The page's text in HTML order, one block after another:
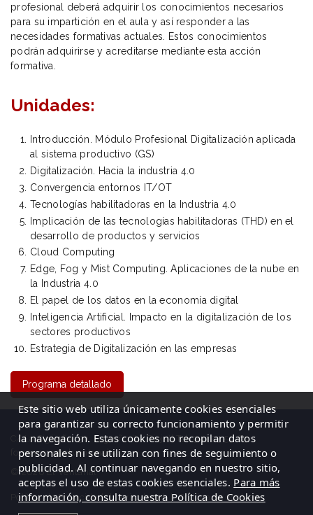
profesional deberá adquirir los conocimientos necesarios
para su impartición en el aula y así responder a las
necesidades formativas actuales. Estos conocimientos
podrán adquirirse y acreditarse mediante esta acción
formativa.
Unidades:
Introducción. Módulo Profesional Digitalización aplicada
al sistema productivo (GS)
Digitalización. Hacia la industria 4.0
Convergencia entornos IT/OT
Tecnologías habilitadoras en la Industria 4.0
Implicación de las tecnologías habilitadoras (THD) en el
desarrollo de productos y servicios
Cloud Computing
Edge, Fog y Mist Computing. Aplicaciones de la nube en
la Industria 4.0
El papel de los datos en la economía digital
Inteligencia Artificial. Impacto en la digitalización de los
sectores productivos
Estrategia de Digitalización en las empresas
Programa detallado
C/ La Cigüeña, 50, Logroño (La Rioja)| Tel: 941 23 59 65
formacion@elventanal.es
© 2026 El Ventanal
Política de Privacidad | Aviso legal | Política de cookies
Este sitio web utiliza únicamente cookies esenciales
para garantizar su correcto funcionamiento y permitir
la navegación. Estas cookies no recopilan datos
personales ni se utilizan con fines de seguimiento o
publicidad. Al continuar navegando en nuestro sitio,
aceptas el uso de estas cookies esenciales. Para más
información, consulta nuestra Política de Cookies